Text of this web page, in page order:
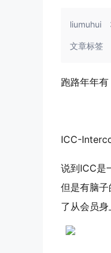
liumuhui
文章标签
跑路年年有
ICC-
说到ICC是
但是有脑
了从会员身